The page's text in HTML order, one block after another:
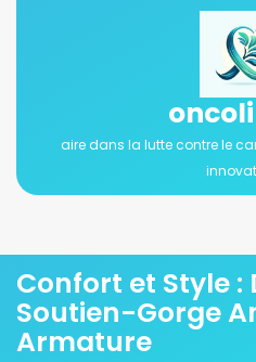
aire dans la lutte contre le
Confort et Style :
Soutien-Gorge
Armature